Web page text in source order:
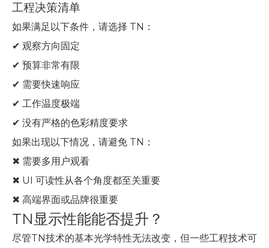
工程决策清单
如果满足以下条件，请选择 TN：
✔ 观察方向固定
✔ 预算非常有限
✔ 需要快速响应
✔ 工作温度极端
✔ 没有严格的色彩精度要求
如果出现以下情况，请避免 TN：
✖ 需要多用户观看
✖ UI 可读性从各个角度都至关重要
✖ 高端界面或品牌很重要
TN显示性能能否提升？
尽管TN技术的基本光学特性无法改变，但一些工程技术可